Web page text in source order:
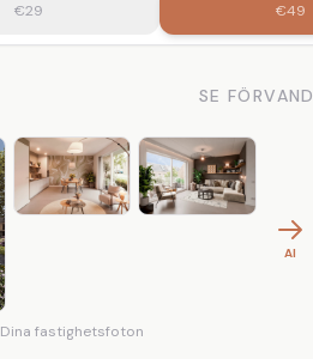
€29 €49
SE
Dina fastighetsfoton
AI